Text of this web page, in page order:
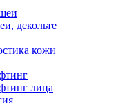
декольте
кожи
лица